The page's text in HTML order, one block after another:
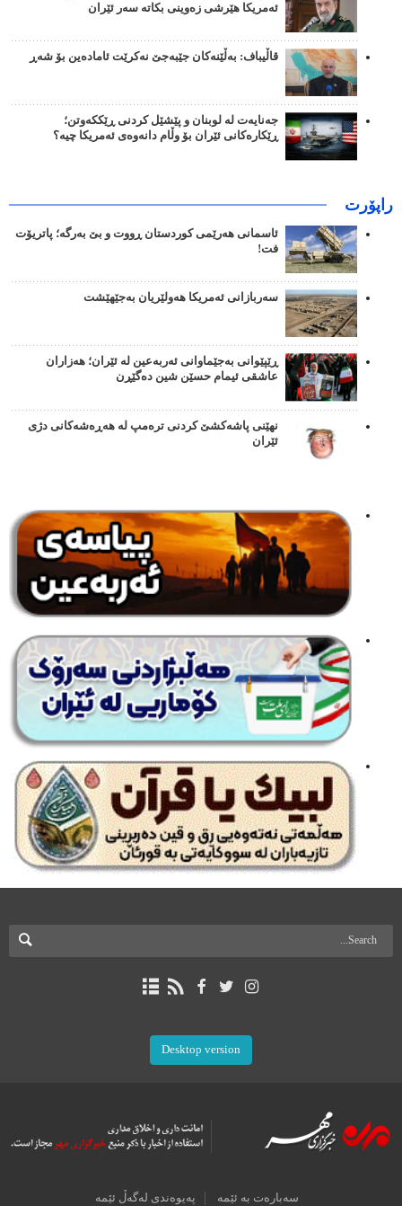
ئەمریکا هێرشی زەوینی بکاتە سەر ئێران
قاڵیباف: بەڵێنەکان جێبەجێ نەکرێت ئامادەین بۆ شەڕ
جەنایەت لە لوبنان و پێشێل کردنی ڕێککەوتن؛
ڕێکارەکانی ئێران بۆ وڵام دانەوەی ئەمریکا چیە؟
راپۆرت
ئاسمانی هەرێمی کوردستان ڕووت و بێ بەرگە؛ پاتریۆت
فت!
سەربازانی ئەمریکا هەولێریان بەجێهێشت
ڕێپێوانی بەجێماوانی ئەربەعین لە ئێران؛ هەزاران
عاشقی ئیمام حسێن شین دەگێڕن
نهێنی پاشەکشێ کردنی ترەمپ لە هەڕەشەکانی دژی
ئێران
Desktop version
سەبارەت بە ئێمە پەیوەندی لەگەڵ ئێمە